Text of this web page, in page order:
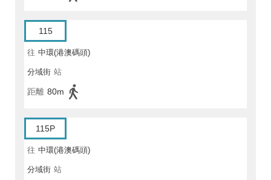
115
往 中環(港澳碼頭)
分域街 站
距離 80m
115P
往 中環(港澳碼頭)
分域街 站